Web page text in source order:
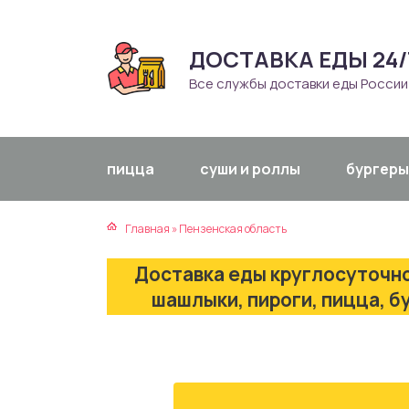
ДОСТАВКА ЕДЫ 24/
Все службы доставки еды России
пицца суши и роллы бургеры
Главная »Пензенская область
Доставка еды
шашлыки, пироги, пицца,
кухня